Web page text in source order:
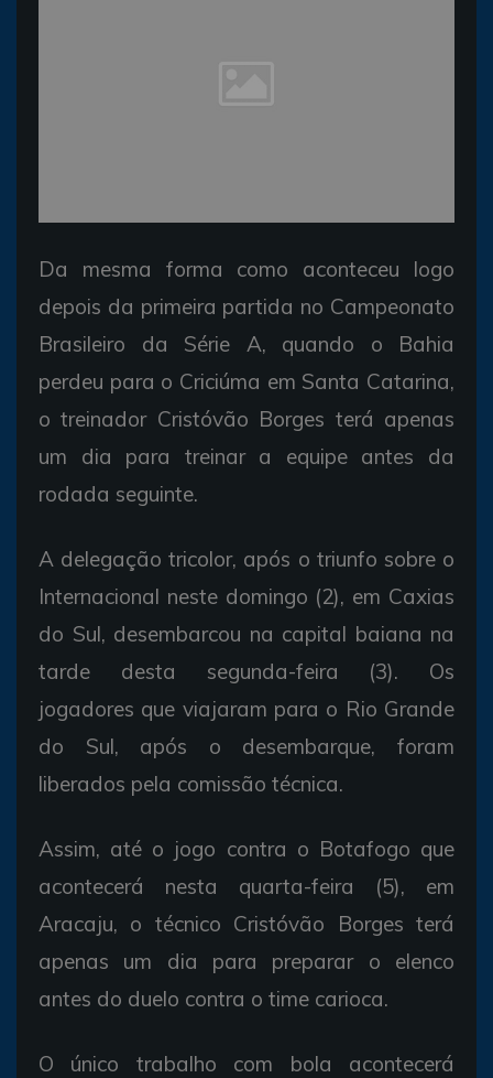
Da mesma forma como aconteceu logo
depois da primeira partida no Campeonato
Brasileiro da Série A, quando o Bahia
perdeu para o Criciúma em Santa Catarina,
otreinador Cristóvão Borges terá apenas
um dia para treinar a equipe antes da
rodada seguinte.
A delegação tricolor, após o triunfo sobre o
Internacional neste domingo (2), em Caxias
do Sul, desembarcou na capital baiana na
tarde desta segunda-feira (3). Os
jogadores que viajaram para o Rio Grande
do Sul, após o desembarque,foram
liberados pela comissão técnica.
Assim, até o jogo contra o Botafogo que
acontecerá nesta quarta-feira (5), em
Aracaju, o técnico Cristóvão Borgesterá
apenas um dia para preparar o elenco
antes do duelo contra o time carioca.
O único trabalho com bola acontecerá